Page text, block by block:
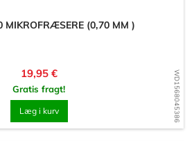
WD1568045386
(0,70 MM )
Pris
19,95 €
Gratis fragt!
Læg i kurv